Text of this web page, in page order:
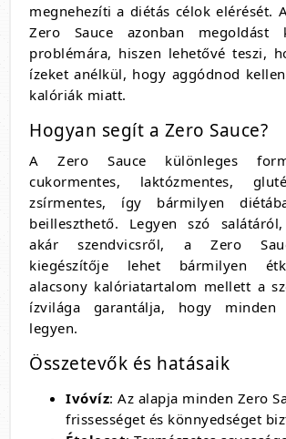
megnehezíti a diétás célok elérését.
Zero Sauce azonban
problémára, hiszen lehetővé teszi,
ízeket anélkül, hogy aggódnod
kalóriák miatt.
Hogyan segít a Zero Sauce?
A Zero Sauce különleges
cukormentes, laktózmentes,
zsírmentes, így bármilyen
beilleszthető. Legyen szó
akár szendvicsről, a Zero
kiegészítője lehet bármilyen
alacsony kalóriatartalom mellett a
ízvilága garantálja, hogy minden
legyen.
Összetevők és hatásaik
Ivóvíz: Az alapja minden Zero
frissességet és könnyedséget